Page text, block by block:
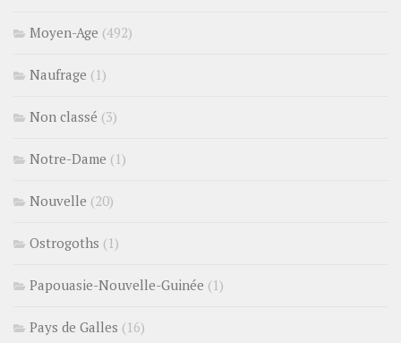
Moyen-Age (492)
Naufrage (1)
Non classé (3)
Notre-Dame (1)
Nouvelle (20)
Ostrogoths (1)
Papouasie-Nouvelle-Guinée (1)
Pays de Galles (16)